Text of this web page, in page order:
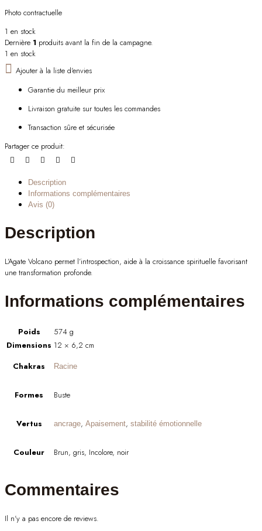
Photo contractuelle
1 en stock
Dernière 1 produits avant la fin de la campagne.
1 en stock
Ajouter à la liste d'envies
Garantie du meilleur prix
Livraison gratuite sur toutes les commandes
Transaction sûre et sécurisée
Partager ce produit:
Description
Informations complémentaires
Avis (0)
Description
L’Agate Volcano permet l’introspection, aide à la croissance spirituelle favorisant
une transformation profonde.
Informations complémentaires
Poids
574 g
Dimensions 12 × 6,2 cm
Chakras
Racine
Formes Buste
Vertus ancrage, Apaisement, stabilité émotionnelle
Couleur Brun, gris, Incolore, noir
Commentaires
Il n'y a pas encore de reviews.